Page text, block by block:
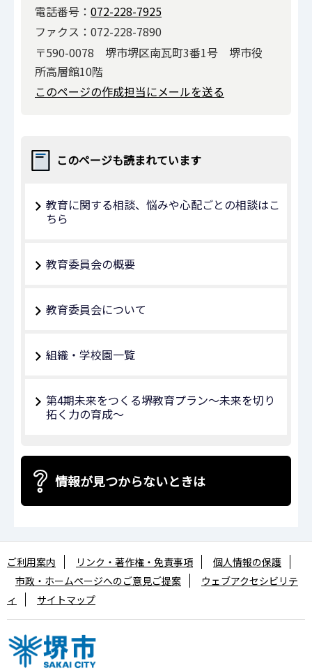
電話番号： 072-228-7925
ファクス：072-228-7890
〒590-0078 堺市堺区南瓦町3番1号 堺市役
所高層館10階
このページの作成担当にメールを送る
このページも読まれています
教育に関する相談、悩みや心配ごとの相談はこ
ちら
教育委員会の概要
教育委員会について
組織・学校園一覧
第4期未来をつくる堺教育プラン～未来を切り
拓く力の育成～
情報が見つからないときは
ご利用案内 リンク・著作権・免責事項
個人情報の保護
市政・ホームページへのご意見ご提案
ウェブアクセシビリテ
ィ
サイトマップ